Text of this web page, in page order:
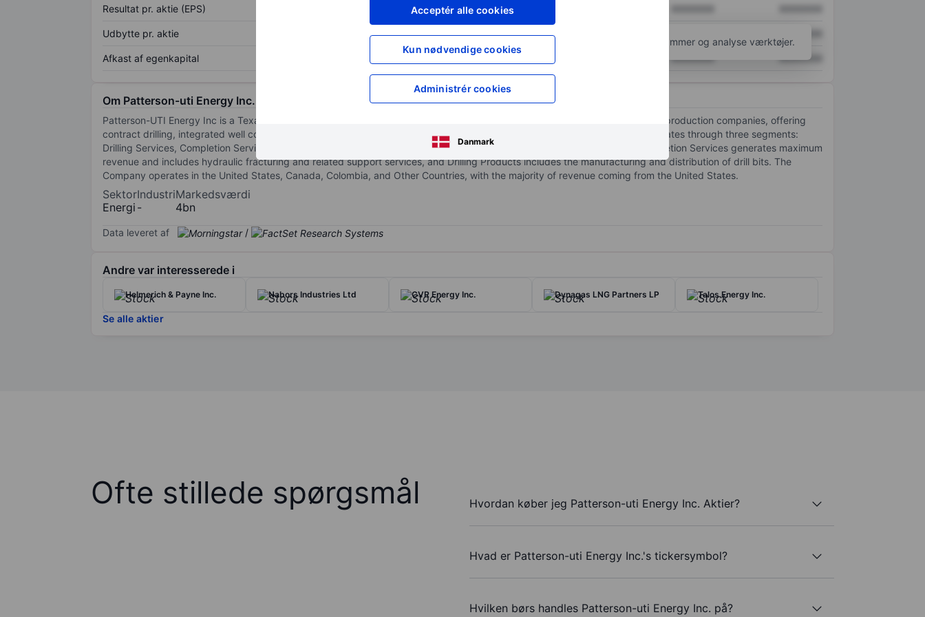
Acceptér alle cookies
Kun nødvendige cookies
Administrér cookies
Danmark
Resultat pr. aktie (EPS) XXXXXXX
Udbytte pr. aktie XXXXXXX
Afkast af egenkapital XXXXXXX XXXXXXX XXXXXXX
for at få adgang til flere diagrammer og analyse værktøjer.
Om Patterson-uti Energy Inc.
Patterson-UTI Energy Inc is a Texas based provider of drilling and completion services to oil and natural gas exploration and production companies, offering
contract drilling, integrated well completion, directional drilling services, and specialized drill bit solutions. The Company operates through three segments:
Drilling Services, Completion Services, and Drilling Products. Drilling Services includes contract and directional drilling, Completion Services generates maximum
revenue and includes hydraulic fracturing and related support services, and Drilling Products includes the manufacturing and distribution of drill bits. The
Company operates in the United States, Canada, Colombia, and Other Countries, with the majority of revenue coming from the United States.
Sektor
Energi
Industri
-
Markedsværdi
4bn
Data leveret af /
Andre var interesserede i
Helmerich & Payne Inc. Nabors Industries Ltd CVR Energy Inc. Dynagas LNG Partners LP Talos Energy Inc.
Se alle aktier
Ofte stillede spørgsmål Hvordan køber jeg Patterson-uti Energy Inc. Aktier?
Hvad er Patterson-uti Energy Inc.'s tickersymbol?
Hvilken børs handles Patterson-uti Energy Inc. på?